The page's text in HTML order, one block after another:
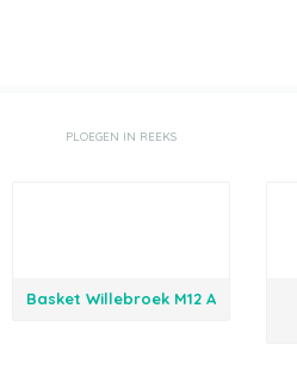
PLOEGEN IN REEKS
Basket Willebroek M12 A